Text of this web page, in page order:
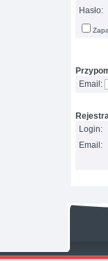
Hasło:
Email:
Login:
Email: